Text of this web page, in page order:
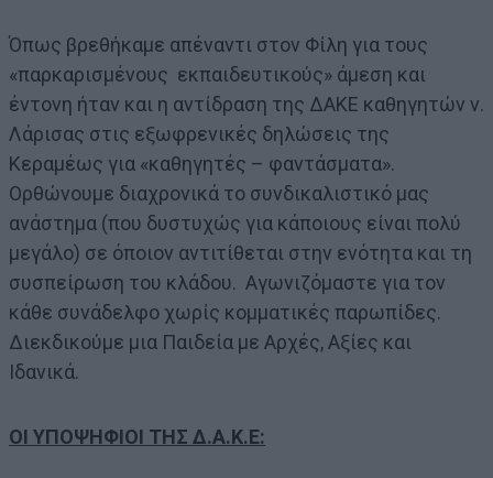
Όπως βρεθήκαμε απέναντι στον Φίλη για τους
«παρκαρισμένους εκπαιδευτικούς» άμεση και
έντονη ήταν και η αντίδραση της ΔΑΚΕ καθηγητών ν.
Λάρισας στις εξωφρενικές δηλώσεις της
Κεραμέως για «καθηγητές – φαντάσματα».
Ορθώνουμε διαχρονικά το συνδικαλιστικό μας
ανάστημα (που δυστυχώς για κάποιους είναι πολύ
μεγάλο) σε όποιον αντιτίθεται στην ενότητα και τη
συσπείρωση του κλάδου. Αγωνιζόμαστε για τον
κάθε συνάδελφο χωρίς κομματικές παρωπίδες.
Διεκδικούμε μια Παιδεία με Αρχές, Αξίες και
Ιδανικά.
ΟΙ ΥΠΟΨΗΦΙΟΙ ΤΗΣ Δ.Α.Κ.Ε: